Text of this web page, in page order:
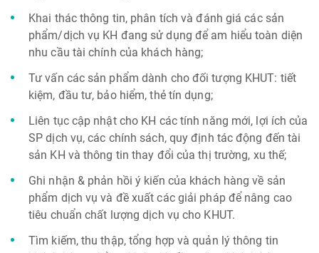
Khai thác thông tin, phân tích và đánh giá các sản
phẩm/dịch vụ KH đang sử dụng để am hiểu toàn diện
nhu cầu tài chính của khách hàng;
Tư vấn các sản phẩm dành cho đối tượng KHUT: tiết
kiệm, đầu tư, bảo hiểm, thẻ tín dụng;
Liên tục cập nhật cho KH các tính năng mới, lợi ích của
SP dịch vụ, các chính sách, quy định tác động đến tài
sản KH và thông tin thay đổi của thị trường, xu thế;
Ghi nhận & phản hồi ý kiến của khách hàng về sản
phẩm dịch vụ và đề xuất các giải pháp để nâng cao
tiêu chuẩn chất lượng dịch vụ cho KHUT.
Tìm kiếm, thu thập, tổng hợp và quản lý thông tin